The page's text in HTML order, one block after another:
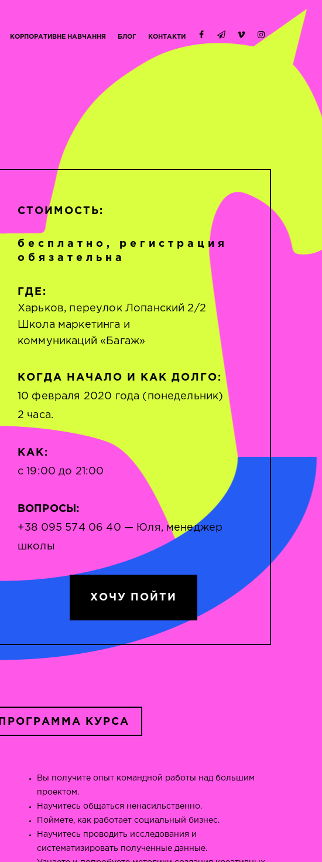
КОРПОРАТИВНЕ НАВЧАННЯ БЛОГ КОНТАКТИ
СТОИМОСТЬ:
бесплатно, регистрация
обязательна
ГДЕ:
Харьков, переулок Лопанский 2/2
Школа маркетинга и
коммуникаций «Багаж»
КОГДА НАЧАЛО И КАК ДОЛГО:
10 февраля 2020 года (понедельник)
2 часа.
КАК:
с 19:00 до 21:00
ВОПРОСЫ:
+38 095 574 06 40 — Юля, менеджер
школы
ХОЧУ ПОЙТИ
ПРОГРАММА КУРСА
Вы получите опыт командной работы над большим
проектом.
Научитесь общаться ненасильственно.
Поймете, как работает социальный бизнес.
Научитесь проводить исследования и
систематизировать полученные данные.